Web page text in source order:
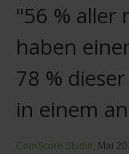
"56 % aller
haben
78 %
in einem
ComScore Studie, Mai